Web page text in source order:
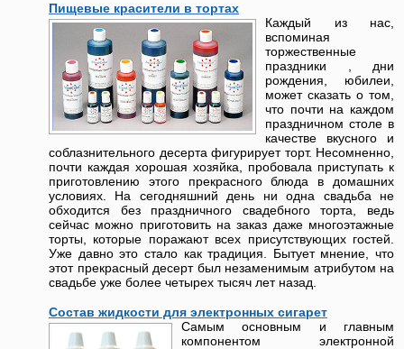
Пищевые красители в тортах
Каждый из нас,
вспоминая
торжественные
праздники , дни
рождения, юбилеи,
может сказать о том,
что почти на каждом
праздничном столе в
качестве вкусного и
соблазнительного десерта фигурирует торт. Несомненно,
почти каждая хорошая хозяйка, пробовала приступать к
приготовлению этого прекрасного блюда в домашних
условиях. На сегодняшний день ни одна свадьба не
обходится без праздничного свадебного торта, ведь
сейчас можно приготовить на заказ даже многоэтажные
торты, которые поражают всех присутствующих гостей.
Уже давно это стало как традиция. Бытует мнение, что
этот прекрасный десерт был незаменимым атрибутом на
свадьбе уже более четырех тысяч лет назад.
Состав жидкости для электронных сигарет
Самым основным и главным
компонентом электронной